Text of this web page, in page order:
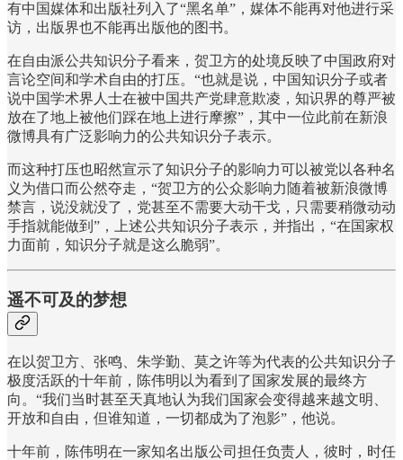
有中国媒体和出版社列入了“黑名单”，媒体不能再对他进行采
访，出版界也不能再出版他的图书。
在自由派公共知识分子看来，贺卫方的处境反映了中国政府对
言论空间和学术自由的打压。“也就是说，中国知识分子或者
说中国学术界人士在被中国共产党肆意欺凌，知识界的尊严被
放在了地上被他们踩在地上进行摩擦”，其中一位此前在新浪
微博具有广泛影响力的公共知识分子表示。
而这种打压也昭然宣示了知识分子的影响力可以被党以各种名
义为借口而公然夺走，“贺卫方的公众影响力随着被新浪微博
禁言，说没就没了，党甚至不需要大动干戈，只需要稍微动动
手指就能做到”，上述公共知识分子表示，并指出，“在国家权
力面前，知识分子就是这么脆弱”。
遥不可及的梦想
在以贺卫方、张鸣、朱学勤、莫之许等为代表的公共知识分子
极度活跃的十年前，陈伟明以为看到了国家发展的最终方
向。“我们当时甚至天真地认为我们国家会变得越来越文明、
开放和自由，但谁知道，一切都成为了泡影”，他说。
十年前，陈伟明在一家知名出版公司担任负责人，彼时，时任